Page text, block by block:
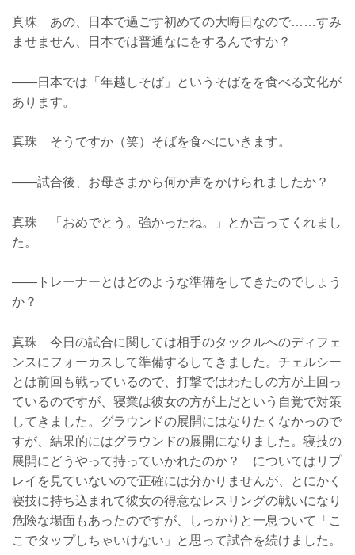
真珠 あの、日本で過ごす初めての大晦日なので……すみ
ませません、日本では普通なにをするんですか？
――日本では「年越しそば」というそばをを食べる文化が
あります。
真珠 そうですか（笑）そばを食べにいきます。
――試合後、お母さまから何か声をかけられましたか？
真珠 「おめでとう。強かったね。」とか言ってくれまし
た。
――トレーナーとはどのような準備をしてきたのでしょう
か？
真珠 今日の試合に関しては相手のタックルへのディフェ
ンスにフォーカスして準備するしてきました。チェルシー
とは前回も戦っているので、打撃ではわたしの方が上回っ
ているのですが、寝業は彼女の方が上だという自覚で対策
してきました。グラウンドの展開にはなりたくなかっので
すが、結果的にはグラウンドの展開になりました。寝技の
展開にどうやって持っていかれたのか？ についてはリプ
レイを見ていないので正確には分かりませんが、とにかく
寝技に持ち込まれて彼女の得意なレスリングの戦いになり
危険な場面もあったのですが、しっかりと一息ついて「こ
こでタップしちゃいけない」と思って試合を続けました。